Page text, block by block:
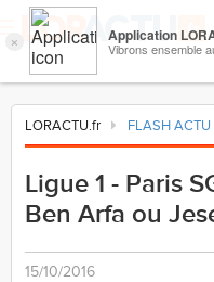
LORACTU.fr FLASH ACTU
Ligue 1 - Paris
Ben Arfa ou
15/10/2016